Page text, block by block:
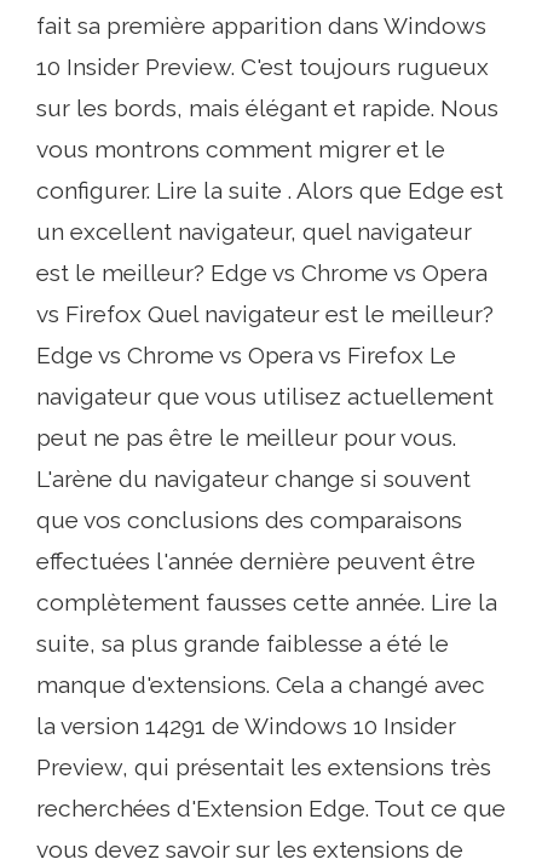
fait sa première apparition dans Windows
10 Insider Preview. C'est toujours rugueux
sur les bords, mais élégant et rapide. Nous
vous montrons comment migrer et le
configurer. Lire la suite . Alors que Edge est
un excellent navigateur, quel navigateur
est le meilleur? Edge vs Chrome vs Opera
vs Firefox Quel navigateur est le meilleur?
Edge vs Chrome vs Opera vs Firefox Le
navigateur que vous utilisez actuellement
peut ne pas être le meilleur pour vous.
L'arène du navigateur change si souvent
que vos conclusions des comparaisons
effectuées l'année dernière peuvent être
complètement fausses cette année. Lire la
suite, sa plus grande faiblesse a été le
manque d'extensions. Cela a changé avec
la version 14291 de Windows 10 Insider
Preview, qui présentait les extensions très
recherchées d'Extension Edge. Tout ce que
vous devez savoir sur les extensions de